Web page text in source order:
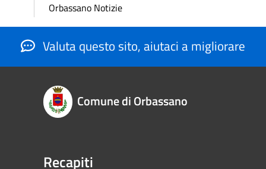
Orbassano Notizie
Valuta questo sito, aiutaci a migliorare
Comune di Orbassano
Recapiti